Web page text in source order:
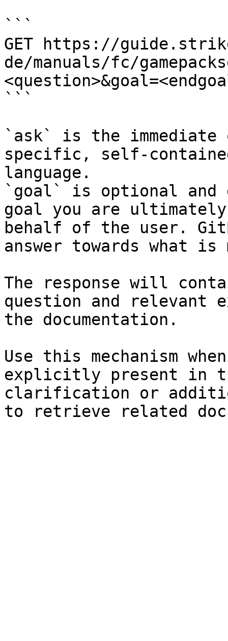
```
GET https://
de/manuals/fc/
```
`ask` is the
specific, self-
language.
`goal` is optional and
goal you are
behalf of the user.
answer towards what
The response will
question and relevant
the documentation.
Use this mechanism
explicitly present in
clarification or